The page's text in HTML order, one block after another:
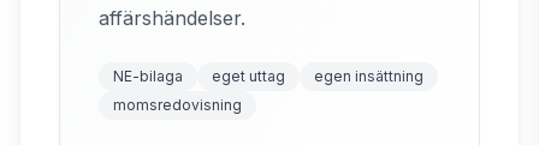
affärshändelser.
NE-bilaga eget uttag
egen insättning
momsredovisning